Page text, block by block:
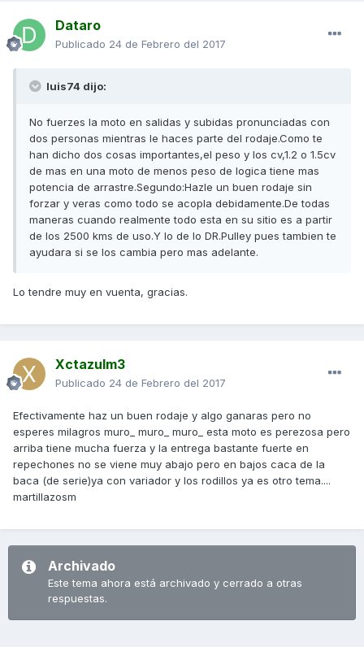
Dataro
Publicado 24 de Febrero del 2017
luis74 dijo:
No fuerzes la moto en salidas y subidas pronunciadas con
dos personas mientras le haces parte del rodaje.Como te
han dicho dos cosas importantes,el peso y los cv,1.2 o 1.5cv
de mas en una moto de menos peso de logica tiene mas
potencia de arrastre.Segundo:Hazle un buen rodaje sin
forzar y veras como todo se acopla debidamente.De todas
maneras cuando realmente todo esta en su sitio es a partir
de los 2500 kms de uso.Y lo de lo DR.Pulley pues tambien te
ayudara si se los cambia pero mas adelante.
Lo tendre muy en vuenta, gracias.
Xctazulm3
Publicado 24 de Febrero del 2017
Efectivamente haz un buen rodaje y algo ganaras pero no
esperes milagros muro_ muro_ muro_ esta moto es perezosa pero
arriba tiene mucha fuerza y la entrega bastante fuerte en
repechones no se viene muy abajo pero en bajos caca de la
baca (de serie)ya con variador y los rodillos ya es otro tema....
martillazosm
Archivado
Este tema ahora está archivado y cerrado a otras
respuestas.